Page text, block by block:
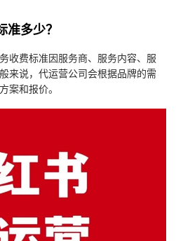
多少？
收费标准因服务商、服务内容、服
来说，代运营公司会根据品牌的需
案和报价。